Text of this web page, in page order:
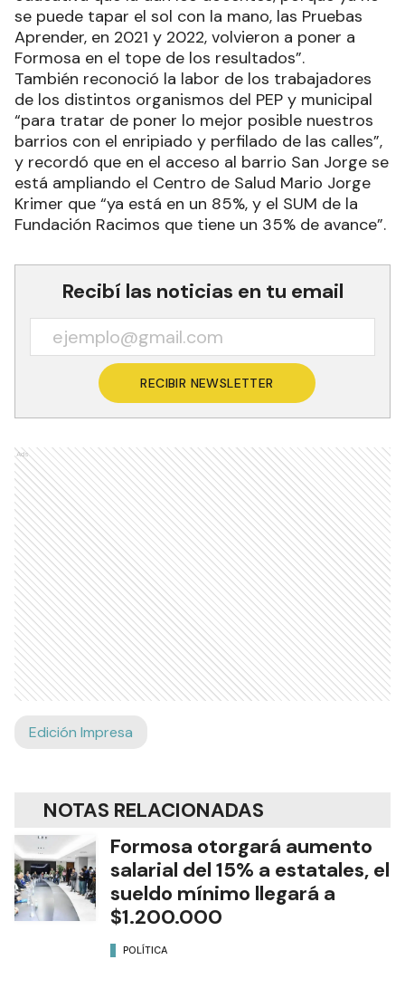
se puede tapar el sol con la mano, las Pruebas
Aprender, en 2021 y 2022, volvieron a poner a
Formosa en el tope de los resultados”.
También reconoció la labor de los trabajadores
de los distintos organismos del PEP y municipal
“para tratar de poner lo mejor posible nuestros
barrios con el enripiado y perfilado de las calles”,
y recordó que en el acceso al barrio San Jorge se
está ampliando el Centro de Salud Mario Jorge
Krimer que “ya está en un 85%, y el SUM de la
Fundación Racimos que tiene un 35% de avance”.
Recibí las noticias en tu email
RECIBIR NEWSLETTER
Ads
Edición Impresa
NOTAS RELACIONADAS
Formosa otorgará aumento
salarial del 15% a estatales, el
sueldo mínimo llegará a
$1.200.000
POLÍTICA